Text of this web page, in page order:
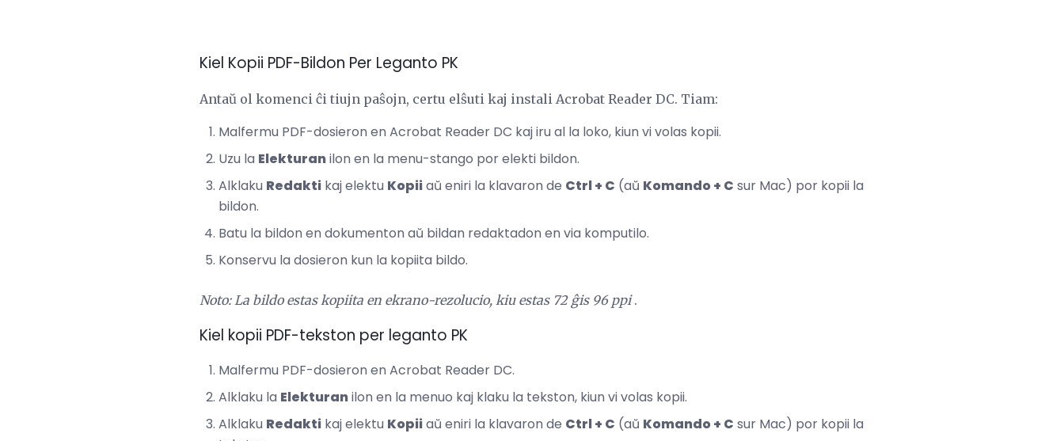
Kiel Kopii PDF-Bildon Per Leganto PK
Antaŭ ol komenci ĉi tiujn paŝojn, certu elŝuti kaj instali Acrobat Reader DC. Tiam:
Malfermu PDF-dosieron en Acrobat Reader DC kaj iru al la loko, kiun vi volas kopii.
Uzu la Elekturanilon en la menu-stango por elekti bildon.
Alklaku Redakti kaj elektu Kopiiaŭ eniri la klavaron de Ctrl + C (aŭ Komando + C sur Mac) por kopii la
bildon.
Batu la bildon en dokumenton aŭ bildan redaktadon en via komputilo.
Konservu la dosieron kun la kopiita bildo.
Noto: La bildo estas kopiita en ekrano-rezolucio, kiu estas 72 ĝis 96 ppi.
Kiel kopii PDF-tekston per leganto PK
Malfermu PDF-dosieron en Acrobat Reader DC.
Alklaku la Elekturanilon en la menuo kaj klaku la tekston, kiun vi volas kopii.
Alklaku Redakti kaj elektu Kopiiaŭ eniri la klavaron de Ctrl + C (aŭ Komando + C sur Mac) por kopii la